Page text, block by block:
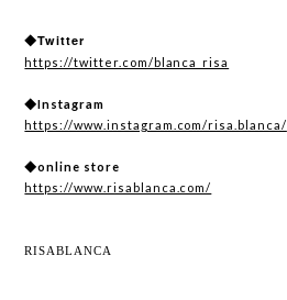
◆Twitter
https://twitter.com/blanca_risa
◆Instagram
https://www.instagram.com/risa.blanca/
◆online store
https://www.risablanca.com/
RISABLANCA